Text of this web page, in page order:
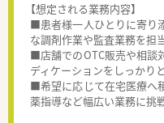
【想定される業務内容】
■患者様一人ひとりに寄り
な調剤作業や監査業務を担
■店舗でのOTC販売や相談
ディケーションをしっかり
■希望に応じて在宅医療へ
薬指導など幅広い業務に挑